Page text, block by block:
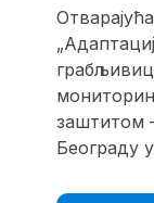
заштитом
Београду